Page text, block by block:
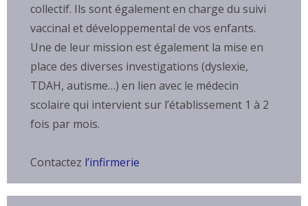
collectif. Ils sont également en charge du suivi
vaccinal et développemental de vos enfants.
Une de leur mission est également la mise en
place des diverses investigations (dyslexie,
TDAH, autisme…) en lien avec le médecin
scolaire qui intervient sur l’établissement 1 à 2
fois par mois.
Contactez l’infirmerie